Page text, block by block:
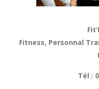
Fitness, Personnal
Tél :